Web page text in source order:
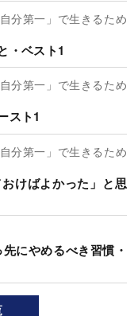
分第一」で生きるため
・ベスト1
分第一」で生きるため
スト1
分第一」で生きるため
けばよかった」と思
にやめるべき習慣・